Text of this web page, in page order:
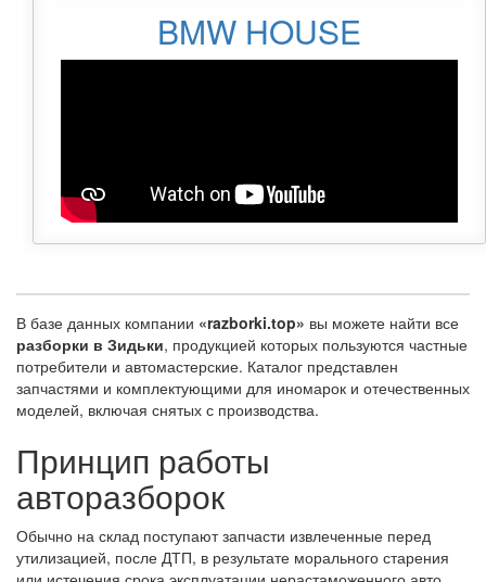
BMW HOUSE
В базе данных компании «razborki.top» вы можете найти все
разборки в Зидьки, продукцией которых пользуются частные
потребители и автомастерские. Каталог представлен
запчастями и комплектующими для иномарок и отечественных
моделей, включая снятых с производства.
Принцип работы
авторазборок
Обычно на склад поступают запчасти извлеченные перед
утилизацией, после ДТП, в результате морального старения